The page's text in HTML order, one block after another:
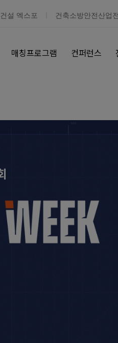
설 엑스포 건축소방안전산업전
매칭프로그램 컨퍼런스